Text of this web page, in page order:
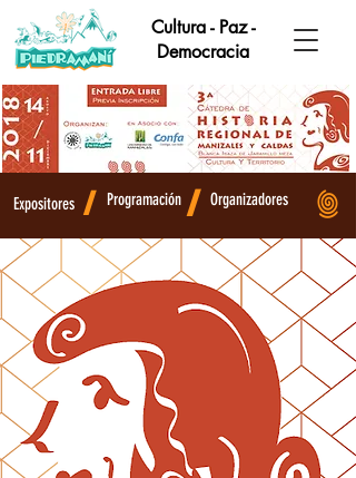
Cultura - Paz -
Democracia
Expositores / Programación / Organizadores